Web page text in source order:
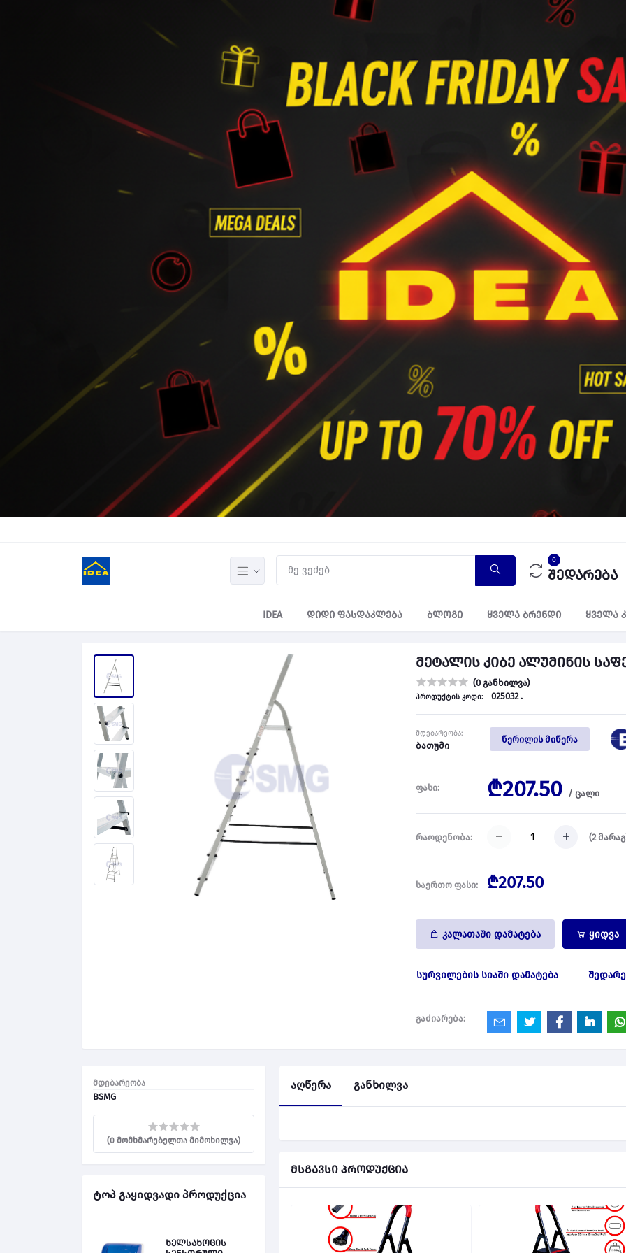
0
შედარება
IDEA დიდი ფასდაკლება ბლოგი ყველა ბრენდი ყველა
მეტალის კიბე ალუმინის
(0 განხილვა)
პროდუქტის კოდი: 025032 .
მდებარეობა:
ბათუმი
წერილის მიწერა
ფასი: ₾207.50 /ცალი
რაოდენობა: (2
საერთო ფასი: ₾207.50
კალათაში დამატება ყიდვა
სურვილების სიაში დამატება
გაძიარება:
მდებარეობა
BSMG
(0 მომხმარებელთა მიმოხილვა)
ტოპ გაყიდვადი პროდუქცია
ხელსახოცის
აღწერა განხილვა
მსგავსი პროდუქცია